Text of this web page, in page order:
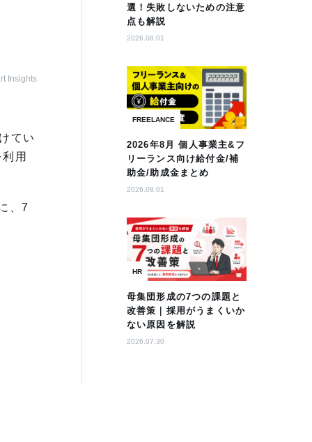
Insights
てい
用
、7
選！失敗しないための注意
点も解説
2026.08.01
FREELANCE
2026年8月 個人事業主&フ
リーランス向け給付金/補
助金/助成金まとめ
2026.08.01
HR
母集団形成の7つの課題と
改善策｜採用がうまくいか
ない原因を解説
2026.07.30